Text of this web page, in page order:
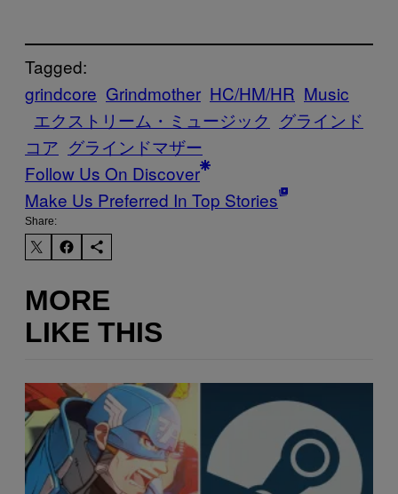
Tagged:
grindcore Grindmother HC/HM/HR Music
エクストリーム・ミュージック グラインド
コア グラインドマザー
Follow Us On Discover
Make Us Preferred In Top Stories
Share:
MORE
LIKE THIS